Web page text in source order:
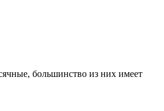
большинство из них имеет